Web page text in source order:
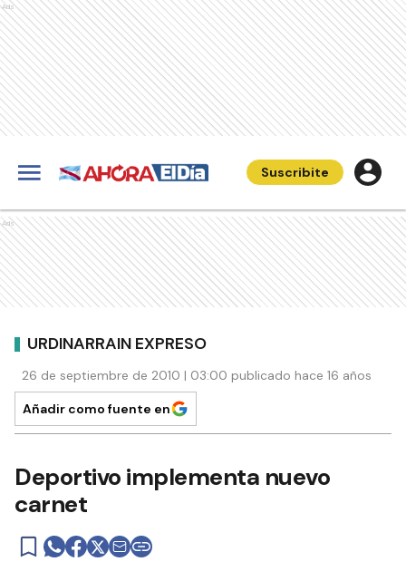
Ads
Suscribite
Ads
URDINARRAIN EXPRESO
26 de septiembre de 2010 | 03:00 publicado hace 16 años
Añadir como fuente en
Deportivo implementa nuevo
carnet